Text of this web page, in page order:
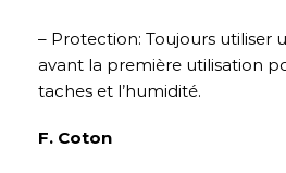
– Protection: Toujours utiliser
avant la première utilisation
taches et l’humidité.
F. Coton